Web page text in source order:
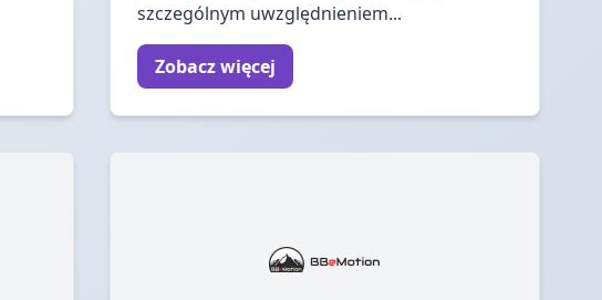
szczególnym uwzględnieniem...
Zobacz więcej